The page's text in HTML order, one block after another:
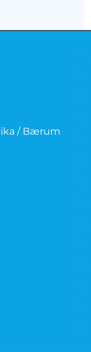
/ Bærum